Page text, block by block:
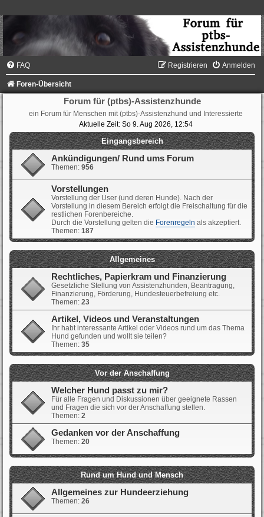
FAQ Anmelden
Registrieren
Foren-Übersicht
Forum für (ptbs)-Assistenzhunde
ein Forum für Menschen mit (ptbs)-Assistenzhund und Interessierte
Aktuelle Zeit: So 9. Aug 2026, 12:54
Eingangsbereich
Ankündigungen/ Rund ums Forum
Themen: 956
Vorstellungen
Vorstellung der User (und deren Hunde). Nach der
Vorstellung in diesem Bereich erfolgt die Freischaltung für die
restlichen Forenbereiche.
Durch die Vorstellung gelten die Forenregeln als akzeptiert.
Themen: 187
Allgemeines
Rechtliches, Papierkram und Finanzierung
Gesetzliche Stellung von Assistenzhunden, Beantragung,
Finanzierung, Förderung, Hundesteuerbefreiung etc.
Themen: 23
Artikel, Videos und Veranstaltungen
Ihr habt interessante Artikel oder Videos rund um das Thema
Hund gefunden und wollt sie teilen?
Themen: 35
Vor der Anschaffung
Welcher Hund passt zu mir?
Für alle Fragen und Diskussionen über geeignete Rassen
und Fragen die sich vor der Anschaffung stellen.
Themen: 2
Gedanken vor der Anschaffung
Themen: 20
Rund um Hund und Mensch
Allgemeines zur Hundeerziehung
Themen: 26